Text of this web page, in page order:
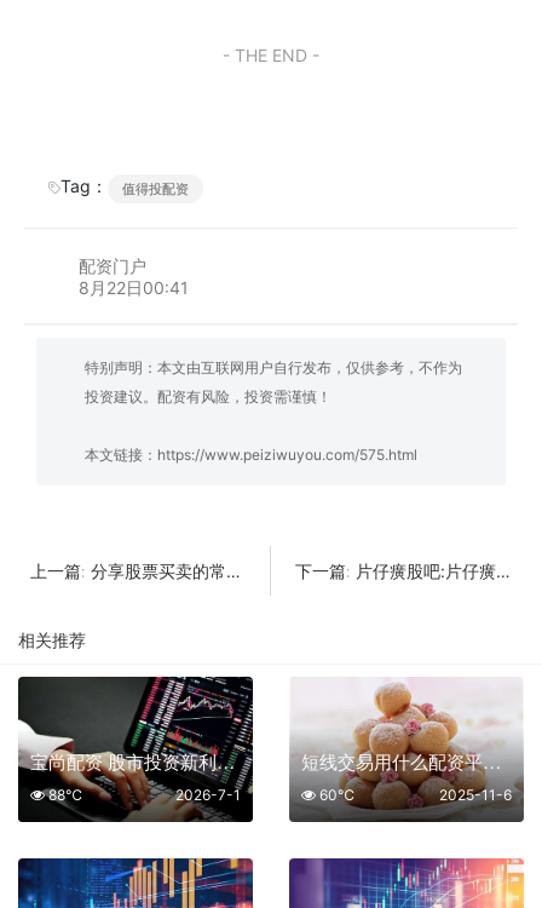
- THE END -
Tag： 值得投配资
配资门户
8月22日00:41
特别声明：本文由互联网用户自行发布，仅供参考，不作为
投资建议。配资有风险，投资需谨慎！
本文链接： https://www.peiziwuyou.com/575.html
上一篇: 分享股票买卖的常用7点技巧 下一篇: 片仔癀股吧:片仔癀会提价吗？股票值得长期持有吗？
相关推荐
宝尚配资 股市投资新利器 六大平台助你稳健前行
2026-7-1
88℃
短线交易用什么配资平台好：不存在的 “优质选项” 与真实陷阱
2025-11-6
60℃